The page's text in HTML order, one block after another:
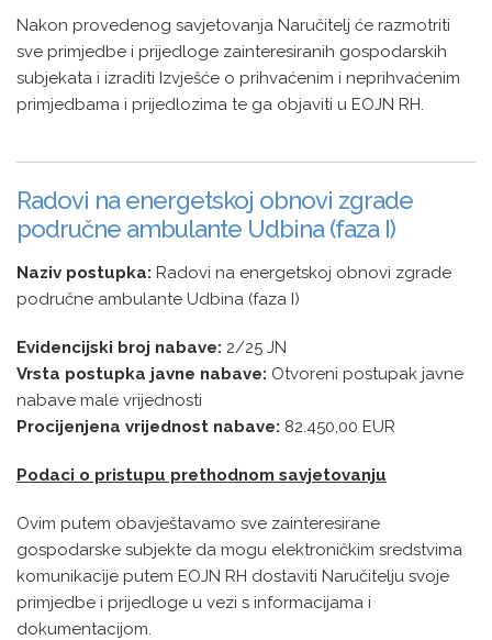
Nakon provedenog savjetovanja Naručitelj će razmotriti
sve primjedbe i prijedloge zainteresiranih gospodarskih
subjekata i izraditi Izvješće o prihvaćenim i neprihvaćenim
primjedbama i prijedlozima te ga objaviti u EOJN RH.
Radovi na energetskoj obnovi zgrade
područne ambulante Udbina (faza I)
Naziv postupka: Radovi na energetskoj obnovi zgrade
područne ambulante Udbina (faza I)
Evidencijski broj nabave: 2/25 JN
Vrsta postupka javne nabave: Otvoreni postupak javne
nabave male vrijednosti
Procijenjena vrijednost nabave: 82.450,00 EUR
Podaci o pristupu prethodnom savjetovanju
Ovim putem obavještavamo sve zainteresirane
gospodarske subjekte da mogu elektroničkim sredstvima
komunikacije putem EOJN RH dostaviti Naručitelju svoje
primjedbe i prijedloge u vezi s informacijama i
dokumentacijom.